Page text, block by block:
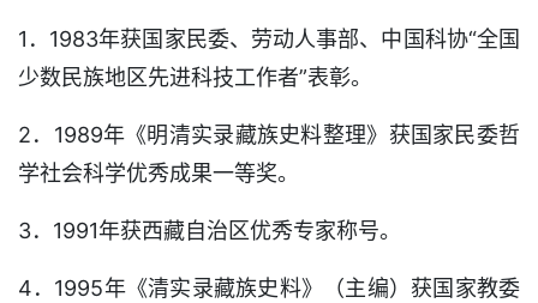
1．1983年获国家民委、劳动人事部、中国科协“全国
少数民族地区先进科技工作者”表彰。
2．1989年《明清实录藏族史料整理》获国家民委哲
学社会科学优秀成果一等奖。
3．1991年获西藏自治区优秀专家称号。
4．1995年《清实录藏族史料》（主编）获国家教委